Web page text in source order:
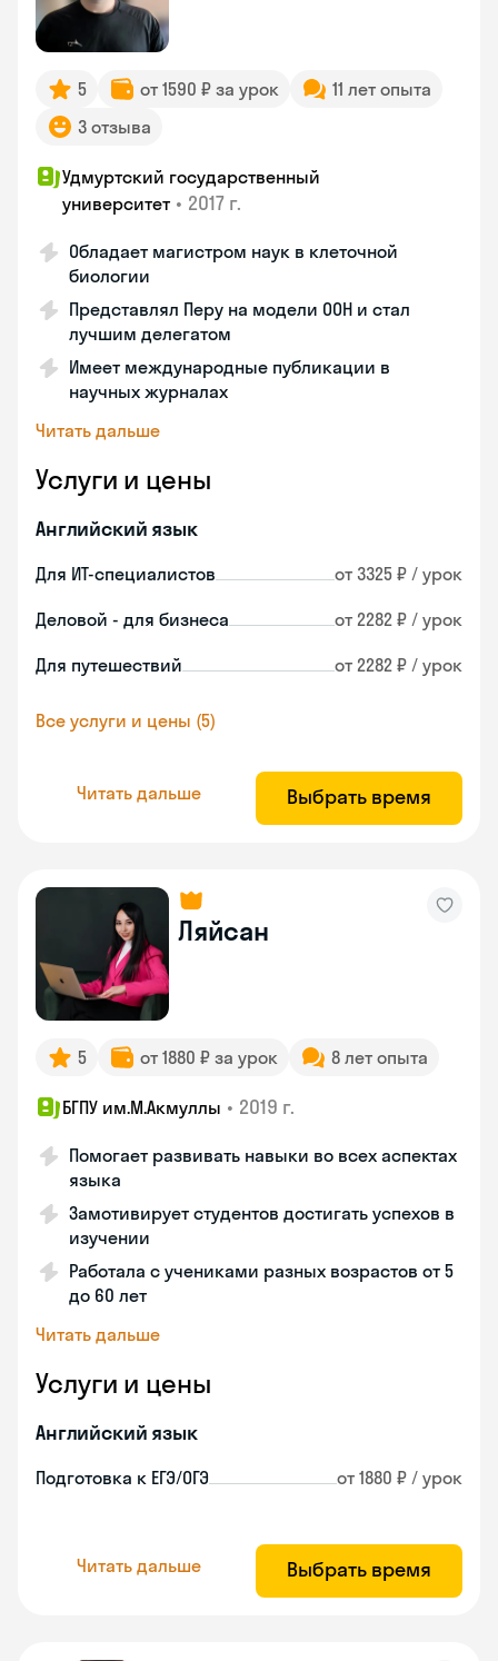
5 от 1590 ₽ за урок
11 лет опыта
3 отзыва
Удмуртский государственный
университет • 2017 г.
Обладает магистром наук в клеточной
биологии
Представлял Перу на модели ООН и стал
лучшим делегатом
Имеет международные публикации в
научных журналах
Читать дальше
Услуги и цены
Английский язык
Для ИТ-специалистов от 3325 ₽ / урок
Деловой - для бизнеса от 2282 ₽ / урок
Для путешествий от 2282 ₽ / урок
Все услуги и цены (5)
Читать дальше Выбрать время
Ляйсан
5 от 1880 ₽ за урок 8 лет опыта
БГПУ им.М.Акмуллы • 2019 г.
Помогает развивать навыки во всех аспектах
языка
Замотивирует студентов достигать успехов в
изучении
Работала с учениками разных возрастов от 5
до 60 лет
Читать дальше
Услуги и цены
Английский язык
Подготовка к ЕГЭ/ОГЭ от 1880 ₽ / урок
Читать дальше Выбрать время